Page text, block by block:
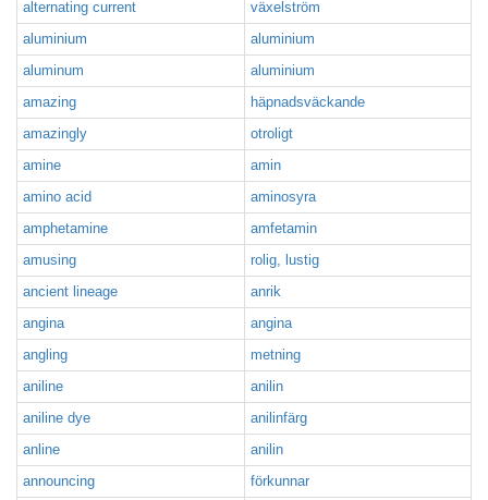
alternating current
växelström
aluminium
aluminium
aluminum
aluminium
amazing
häpnadsväckande
amazingly
otroligt
amine
amin
amino acid
aminosyra
amphetamine
amfetamin
amusing
rolig, lustig
ancient lineage
anrik
angina
angina
angling
metning
aniline
anilin
aniline dye
anilinfärg
anline
anilin
announcing
förkunnar